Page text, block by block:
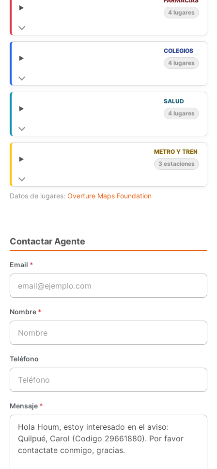
4 lugares
COLEGIOS
4 lugares
SALUD
4 lugares
METRO Y TREN
3 estaciones
Datos de lugares: Overture Maps Foundation
Contactar Agente
Email *
Nombre *
Teléfono
Mensaje *